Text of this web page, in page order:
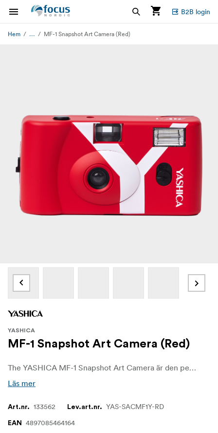
B2B login
Hem ... MF-1 Snapshot Art Camera (Red)
YASHICA
MF-1 Snapshot Art Camera (Red)
The YASHICA MF-1 Snapshot Art Camera är den perfekta startpunkten för alla som är nyfikna på analog fotografering. Den är prisvärd, lättanvänd och full av charm och erbjuder ett utmärkt sätt att utforska filmens värld utan att det kostar skjortan. Oavsett om du precis har börjat eller bara letar efter en rolig kamera utan krångel att bära med dig, gör MF-1 filmfotografering uppfriskande tillgängligt. Finns i sex olika färger.
Läs mer
Art.nr. 133562 Lev.art.nr. YAS-SACMF1Y-RD
EAN 4897085464164